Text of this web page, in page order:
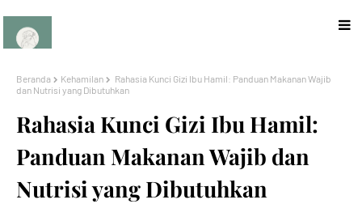
Beranda Kehamilan
Rahasia Kunci Gizi Ibu Hamil: Panduan Makanan Wajib
dan Nutrisi yang Dibutuhkan
Rahasia Kunci Gizi Ibu Hamil:
Panduan Makanan Wajib dan
Nutrisi yang Dibutuhkan